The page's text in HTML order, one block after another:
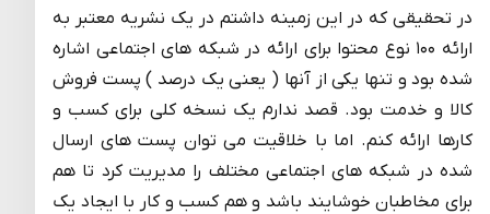
در تحقیقی که در این زمینه داشتم در یک نشریه معتبر به
ارائه ۱۰۰ نوع محتوا برای ارائه در شبکه های اجتماعی اشاره
شده بود و تنها یکی از آنها ( یعنی یک درصد ) پست فروش
کالا و خدمت بود. قصد ندارم یک نسخه کلی برای کسب و
کارها ارائه کنم. اما با خلاقیت می توان پست های ارسال
شده در شبکه های اجتماعی مختلف را مدیریت کرد تا هم
برای مخاطبان خوشایند باشد و هم کسب و کار با ایجاد یک